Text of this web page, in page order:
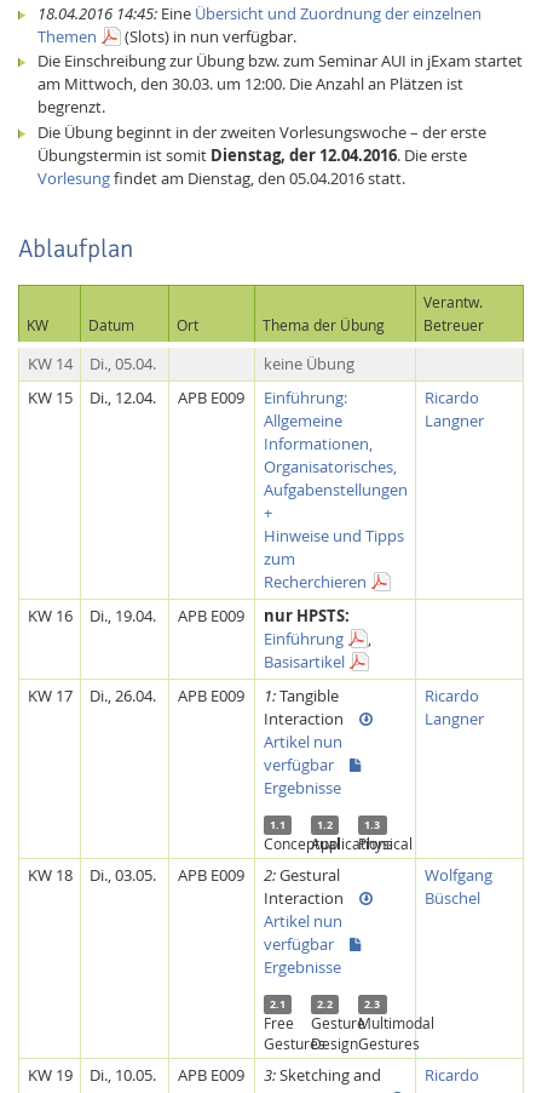
Lab Dresden
18.04.2016 14:45:Eine Übersicht und Zuordnung der einzelnen
Themen
(Slots) in nun verfügbar.
Die Einschreibung zur Übung bzw. zum Seminar AUI in jExam startet
am Mittwoch, den 30.03. um 12:00. Die Anzahl an Plätzen ist
begrenzt.
Die Übung beginnt in der zweiten Vorlesungswoche – der erste
Übungstermin ist somit Dienstag, der 12.04.2016. Die erste
Vorlesungfindet am Dienstag, den 05.04.2016 statt.
Ablaufplan
KW Datum Ort Thema der Übung
Verantw.
Betreuer
KW 14 Di., 05.04.
keine Übung
KW 15
Di., 12.04. APB E009
Einführung:
Allgemeine
Informationen,
Organisatorisches,
Aufgabenstellungen
+
Hinweise und Tipps
zum
Recherchieren
Ricardo
Langner
KW 16 Di., 19.04. APB E009
nur HPSTS:
Einführung
,
Basisartikel
KW 17
Di., 26.04. APB E009 1:Tangible
Interaction
Artikel nun
verfügbar
Ergebnisse
1.1
Conceptual
1.2
Applications
1.3
Physical
Ricardo
Langner
KW 18 Di., 03.05. APB E009 2:Gestural
Interaction
Artikel nun
verfügbar
Ergebnisse
2.1
Free
Gestures
2.2
Gesture
Design
2.3
Multimodal
Gestures
Wolfgang
Büschel
KW 19 Di., 10.05. APB E009 3:Sketching and
Ricardo